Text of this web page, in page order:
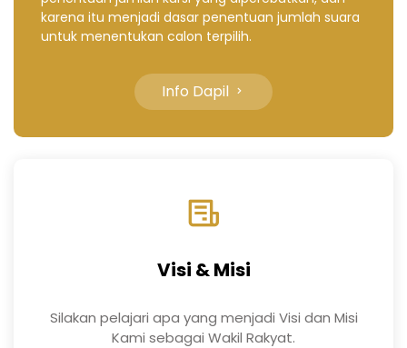
karena itu menjadi dasar penentuan jumlah suara
untuk menentukan calon terpilih.
Info Dapil
Visi & Misi
Silakan pelajari apa yang menjadi Visi dan Misi
Kami sebagai Wakil Rakyat.